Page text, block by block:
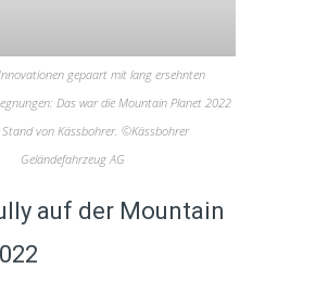
gepaart mit lang ersehnten
Das war die Mountain Planet 2022
von Kässbohrer. ©Kässbohrer
Geländefahrzeug AG
auf der Mountain